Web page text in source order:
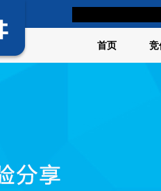
首页